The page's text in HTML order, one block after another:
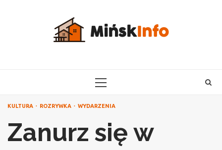
PRIMARY
KULTURA ROZRYWKA WYDARZENIA
Zanurz się w